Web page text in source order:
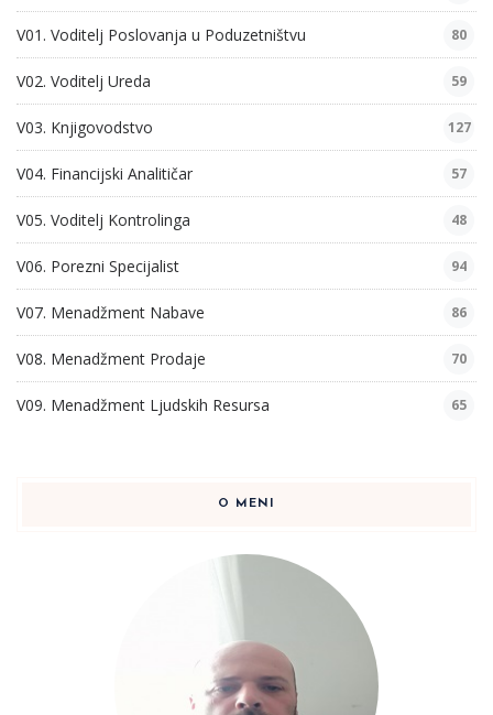
V01. Voditelj Poslovanja u Poduzetništvu 80
V02. Voditelj Ureda 59
V03. Knjigovodstvo 127
V04. Financijski Analitičar 57
V05. Voditelj Kontrolinga 48
V06. Porezni Specijalist 94
V07. Menadžment Nabave 86
V08. Menadžment Prodaje 70
V09. Menadžment Ljudskih Resursa 65
O MENI